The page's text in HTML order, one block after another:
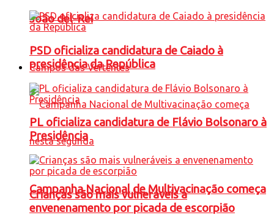
João del-Rei
Campos das Vertentes
Campanha Nacional de Multivacinação começa
PSD oficializa candidatura de Caiado à
presidência da República
PL oficializa candidatura de Flávio Bolsonaro à
Presidência
Crianças são mais vulneráveis a
envenenamento por picada de escorpião